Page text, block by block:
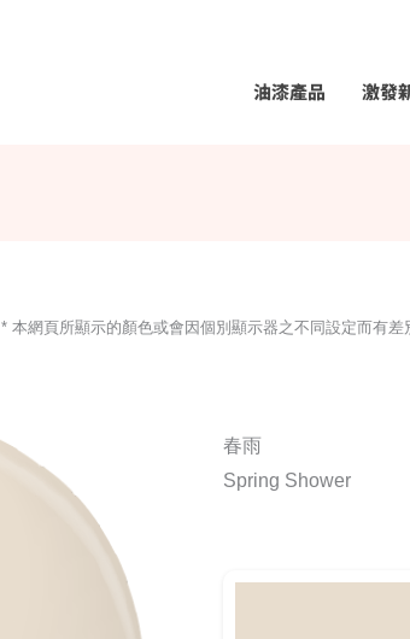
油漆產品 激發
* 本網頁所顯示的顏色或會因個別顯示器之不同設定而有差
春雨
Spring Shower